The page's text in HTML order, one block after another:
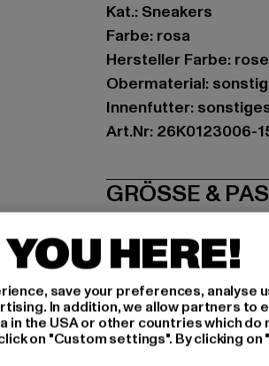
Kat.: Sneakers
Farbe: rosa
Hersteller Farbe:
Obermaterial:
Innenfutter:
Art.Nr: 26K0123006-
GRÖSSE
LIEFERUNG &
HERE!
save your preferences, analyse
In addition, we allow partners to
the USA or other countries which do
on "Custom settings". By clicking